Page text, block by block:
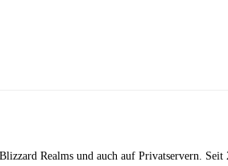
Realms und auch auf Privatservern. Seit